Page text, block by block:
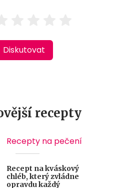
Diskutovat
recepty
Recepty na pečení
Recept na kváskový
chléb, který zvládne
opravdu každý